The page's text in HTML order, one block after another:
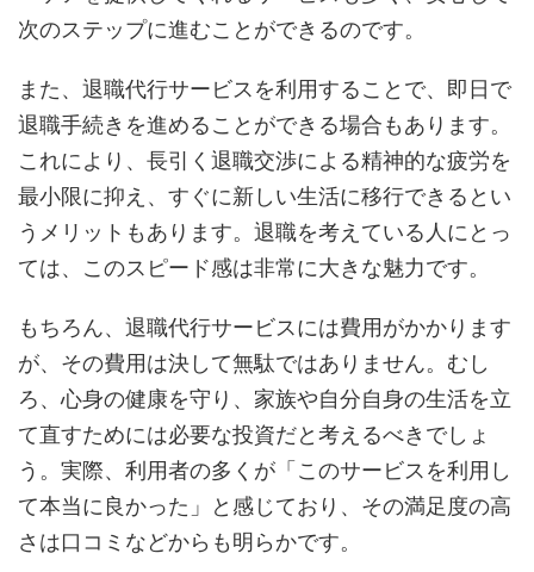
次のステップに進むことができるのです。
また、退職代行サービスを利用することで、即日で
退職手続きを進めることができる場合もあります。
これにより、長引く退職交渉による精神的な疲労を
最小限に抑え、すぐに新しい生活に移行できるとい
うメリットもあります。退職を考えている人にとっ
ては、このスピード感は非常に大きな魅力です。
もちろん、退職代行サービスには費用がかかります
が、その費用は決して無駄ではありません。むし
ろ、心身の健康を守り、家族や自分自身の生活を立
て直すためには必要な投資だと考えるべきでしょ
う。実際、利用者の多くが「このサービスを利用し
て本当に良かった」と感じており、その満足度の高
さは口コミなどからも明らかです。